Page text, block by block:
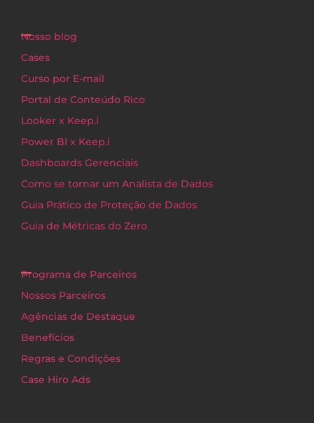
Nosso blog
Cases
Curso por E-mail
Portal de Conteúdo Rico
Looker x Keep.i
Power BI x Keep.i
Dashboards Gerenciais
Como se tornar um Analista de Dados
Guia Prático de Proteção de Dados
Guia de Métricas do Zero
Programa de Parceiros
Nossos Parceiros
Agências de Destaque
Benefícios
Regras e Condições
Case Hiro Ads